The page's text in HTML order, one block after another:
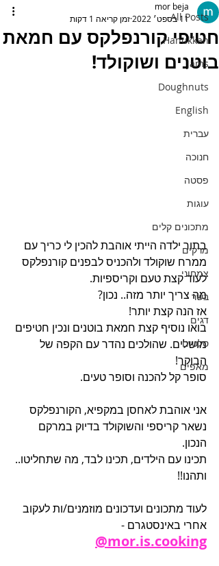
All Posts
Hanukkah
Jams
Doughnuts
English
עברית
חנוכה
פסטה
עוגות
מתכונים קלים
מרקים
צמחוני
בשר
דגים
סלטים
מאפים
חטיפי קורנפלקס עם חמאת
בוטנים ושוקולד!
mor beja
11 בספט׳ 2022
זמן קריאה 1 דקות
בתור ילדה הייתי אוהבת להכין לי כריך עם
ממרח שוקולד ולהכניס לבפנים קורנפלקס
לעוד קצת טעם וקריספיות.
מה צריך יותר מזה.. נכון?
אז הנה קצת יותר!
בואו נוסיף קצת חמאת בוטנים ונכין חטיפים
מושלים. שהולכים נהדר עם הקפה של
הבוקר!
סופר קל להכנה וסופר טעים.
אני אוהבת לאחסן במקפיא, הקורנפלקס
נשאר קריספי והשוקולד בדיוק במרקם
הנכון.
תכינו עם הילדים, תכינו לבד, מה שתחליטו..
ותהנו!!
לעוד מתכונים ועדכונים מוזמנים/ות לעקוב
אחרי באינסטגרם -
mor.is.cooking@